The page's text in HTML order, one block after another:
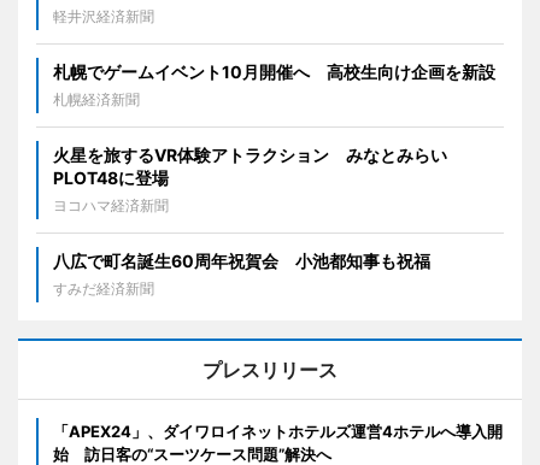
軽井沢経済新聞
札幌でゲームイベント10月開催へ 高校生向け企画を新設
札幌経済新聞
火星を旅するVR体験アトラクション みなとみらい
PLOT48に登場
ヨコハマ経済新聞
八広で町名誕生60周年祝賀会 小池都知事も祝福
すみだ経済新聞
プレスリリース
「APEX24」、ダイワロイネットホテルズ運営4ホテルへ導入開
始 訪日客の“スーツケース問題”解決へ